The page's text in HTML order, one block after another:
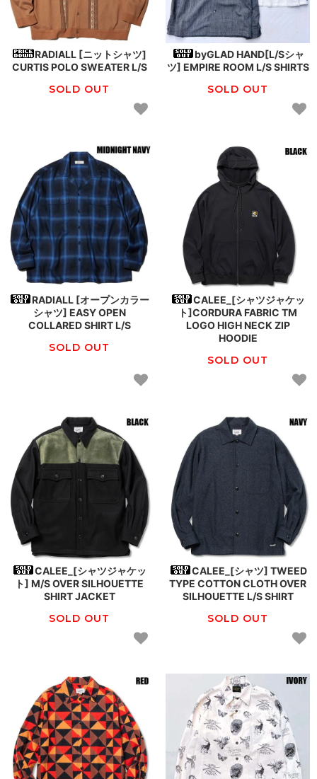
RADIALL [ニットシャツ]
CURTIS POLO SWEATER L/S
SOLD OUT
byGLAD HAND[L/Sシャ
ツ] EMPIRE ROOM L/S SHIRTS
SOLD OUT
RADIALL [オープンカラー
シャツ] EASY OPEN
COLLARED SHIRT L/S
SOLD OUT
CALEE_[シャツジャケッ
ト]CORDURA FABRIC TM
LOGO HIGH NECK ZIP
HOODIE
SOLD OUT
CALEE_[シャツジャケッ
ト] M/S OVER SILHOUETTE
SHIRT JACKET
SOLD OUT
CALEE_[シャツ] TWEED
TYPE COTTON CLOTH OVER
SILHOUETTE L/S SHIRT
SOLD OUT